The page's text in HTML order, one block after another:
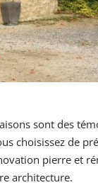
sont des
choisissez de
pierre et
architecture.